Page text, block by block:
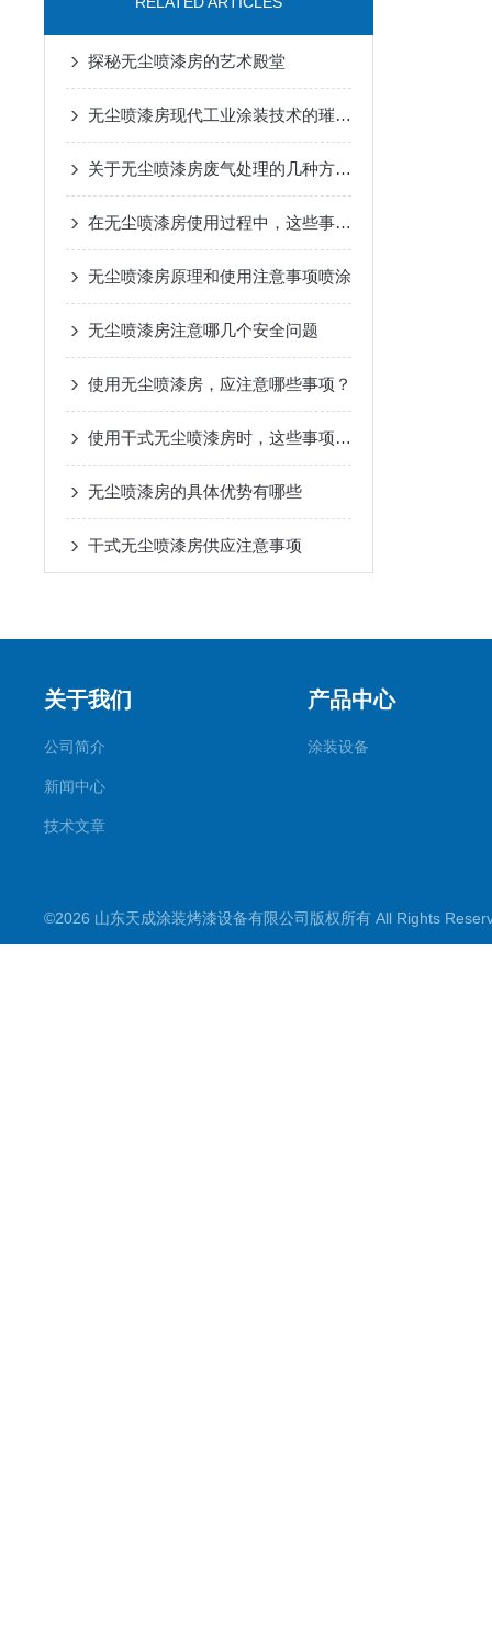
探秘无尘喷漆房的艺术殿堂
无尘喷漆房现代工业涂装技术的璀璨明珠
关于无尘喷漆房废气处理的几种方法介绍
在无尘喷漆房使用过程中，这些事项得牢记
无尘喷漆房原理和使用注意事项喷涂
无尘喷漆房注意哪几个安全问题
使用无尘喷漆房，应注意哪些事项？
使用干式无尘喷漆房时，这些事项要牢记！
无尘喷漆房的具体优势有哪些
干式无尘喷漆房供应注意事项
关于我们
公司简介
新闻中心
技术文章
产品中心
涂装设备
©2026 山东天成涂装烤漆设备有限公司版权所有 All Rights